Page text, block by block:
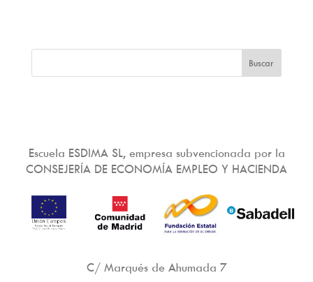
Escuela ESDIMA SL, empresa subvencionada por la
CONSEJERÍA DE ECONOMÍA EMPLEO Y HACIENDA
C/ Marqués de Ahumada 7